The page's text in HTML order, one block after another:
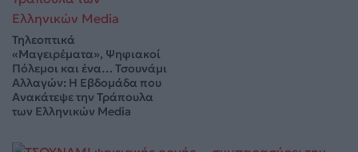
Τηλεοπτικά
«Μαγειρέματα», Ψηφιακοί
Πόλεμοι και ένα… Τσουνάμι
Αλλαγών: Η Εβδομάδα που
Ανακάτεψε την Τράπουλα
των Ελληνικών Media